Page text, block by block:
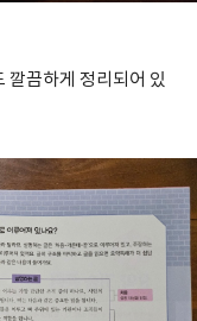
깔끔하게 정리되어 있